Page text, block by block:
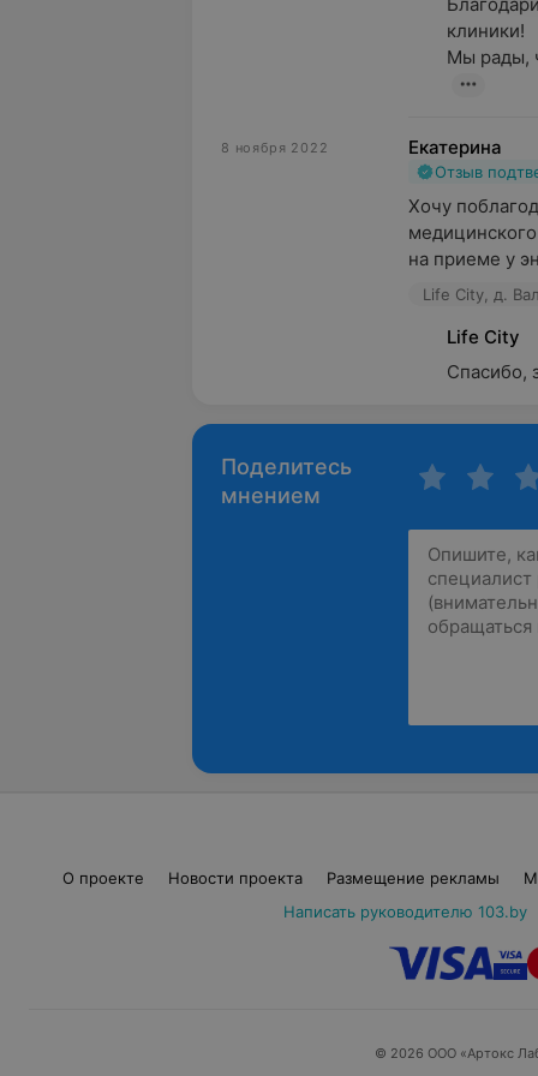
клиники!
Мы рады,
8 ноября 2022 Екатерина
Отзыв
Хочу
на приеме у
Life City, д.
Life City
Спасибо,
Поделитесь
мнением
О проекте Новости проекта Размещение рекламы
Написать руководителю 103.by
© 2026 ООО «Артокс